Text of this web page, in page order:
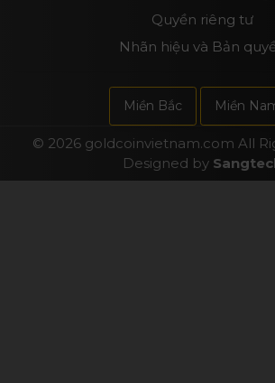
Quyền riêng tư
Nhãn hiệu và Bản
Miền Bắc Miền
© 2026 goldcoinvietnam.com All
Designed by